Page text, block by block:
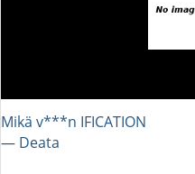
Mikä v***n IFICATION
― Deata